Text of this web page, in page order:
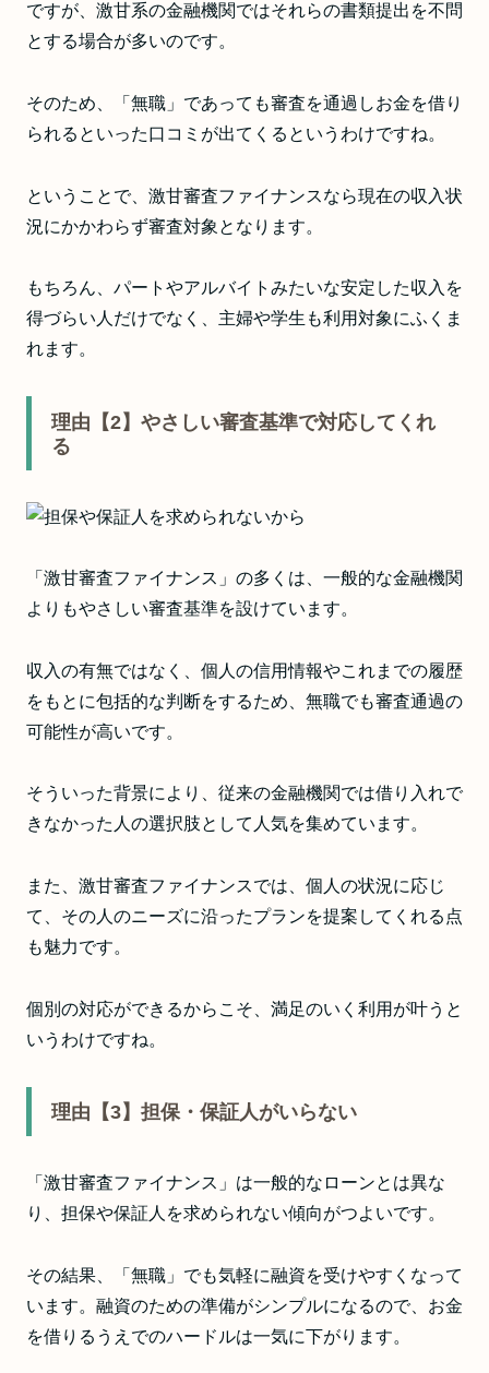
ですが、激甘系の金融機関ではそれらの書類提出を不問
とする場合が多いのです。
そのため、「無職」であっても審査を通過しお金を借り
られるといった口コミが出てくるというわけですね。
ということで、激甘審査ファイナンスなら現在の収入状
況にかかわらず審査対象となります。
もちろん、パートやアルバイトみたいな安定した収入を
得づらい人だけでなく、主婦や学生も利用対象にふくま
れます。
理由【2】やさしい審査基準で対応してくれ
る
「激甘審査ファイナンス」の多くは、一般的な金融機関
よりもやさしい審査基準を設けています。
収入の有無ではなく、個人の信用情報やこれまでの履歴
をもとに包括的な判断をするため、無職でも審査通過の
可能性が高いです。
そういった背景により、従来の金融機関では借り入れで
きなかった人の選択肢として人気を集めています。
また、激甘審査ファイナンスでは、個人の状況に応じ
て、その人のニーズに沿ったプランを提案してくれる点
も魅力です。
個別の対応ができるからこそ、満足のいく利用が叶うと
いうわけですね。
理由【3】担保・保証人がいらない
「激甘審査ファイナンス」は一般的なローンとは異な
り、担保や保証人を求められない傾向がつよいです。
その結果、「無職」でも気軽に融資を受けやすくなって
います。融資のための準備がシンプルになるので、お金
を借りるうえでのハードルは一気に下がります。